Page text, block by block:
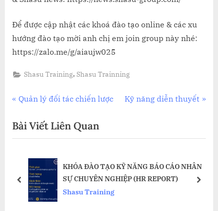
Để được cập nhật các khoá đào tạo online & các xu
hướng đào tạo mời anh chị em join group này nhé:
https://zalo.me/g/aiaujw025
Shasu Training, Shasu Trainning
Điều
hướng
bài
viết
P
e
v
u
Quản lý đối tác chiến lược
N
t
o
s
Kỹ năng diễn thuyết
Bài Viết Liên Quan
KHÓA ĐÀO TẠO KỸ NĂNG BÁO CÁO NHÂN
SỰ CHUYÊN NGHIỆP (HR REPORT)
Shasu Training
prev next